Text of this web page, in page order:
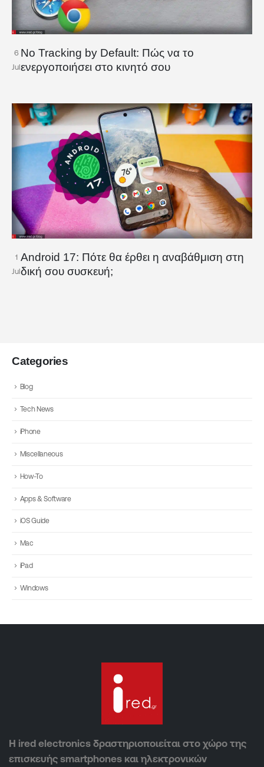
6
Jul
No Tracking by Default: Πώς να το
ενεργοποιήσει στο κινητό σου
1
Jul
Android 17: Πότε θα έρθει η αναβάθμιση στη
δική σου συσκευή;
Categories
Blog
Tech News
iPhone
Miscellaneous
How-To
Apps & Software
iOS Guide
Mac
iPad
Windows
Η ired electronics δραστηριοποιείται στο χώρο της
επισκευής smartphones και ηλεκτρονικών